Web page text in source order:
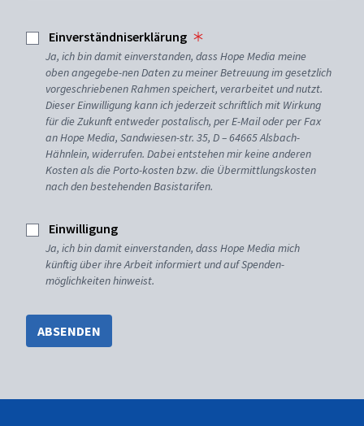
Einverständniserklärung
Ja, ich bin damit einverstanden, dass Hope Media meine
oben angegebe-nen Daten zu meiner Betreuung im gesetzlich
vorgeschriebenen Rahmen speichert, verarbeitet und nutzt.
Dieser Einwilligung kann ich jederzeit schriftlich mit Wirkung
für die Zukunft entweder postalisch, per E-Mail oder per Fax
an Hope Media, Sandwiesen-str. 35, D – 64665 Alsbach-
Hähnlein, widerrufen. Dabei entstehen mir keine anderen
Kosten als die Porto-kosten bzw. die Übermittlungskosten
nach den bestehenden Basistarifen.
Einwilligung
Ja, ich bin damit einverstanden, dass Hope Media mich
künftig über ihre Arbeit informiert und auf Spenden-
möglichkeiten hinweist.
ABSENDEN